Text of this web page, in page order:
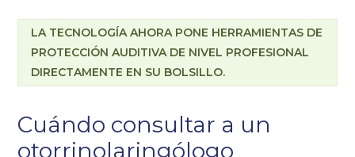
LA TECNOLOGÍA AHORA PONE HERRAMIENTAS DE
PROTECCIÓN AUDITIVA DE NIVEL PROFESIONAL
DIRECTAMENTE EN SU BOLSILLO.
Cuándo consultar a un
otorrinolaringólogo